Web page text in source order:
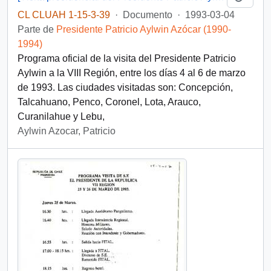
CL CLUAH 1-15-3-39 · Documento · 1993-03-04
Parte de Presidente Patricio Aylwin Azócar (1990-
1994)
Programa oficial de la visita del Presidente Patricio
Aylwin a la VIII Región, entre los días 4 al 6 de marzo
de 1993. Las ciudades visitadas son: Concepción,
Talcahuano, Penco, Coronel, Lota, Arauco,
Curanilahue y Lebu,
Aylwin Azocar, Patricio